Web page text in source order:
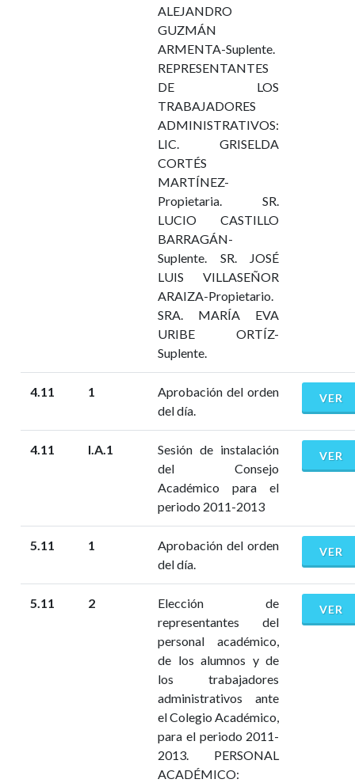
ALEJANDRO
GUZMÁN
ARMENTA-Suplente.
REPRESENTANTES
DE LOS
TRABAJADORES
ADMINISTRATIVOS:
LIC. GRISELDA
CORTÉS
MARTÍNEZ-
Propietaria. SR.
LUCIO CASTILLO
BARRAGÁN-
Suplente. SR. JOSÉ
LUIS VILLASEÑOR
ARAIZA-Propietario.
SRA. MARÍA EVA
URIBE ORTÍZ-
Suplente.
4.11 1
Aprobación del orden
del día.
VER
4.11 I.A.1
Sesión de instalación
del Consejo
Académico para el
periodo 2011-2013
VER
5.11 1
Aprobación del orden
del día.
VER
5.11 2
Elección de
representantes del
personal académico,
de los alumnos y de
los trabajadores
administrativos ante
el Colegio Académico,
para el periodo 2011-
2013. PERSONAL
ACADÉMICO:
VER